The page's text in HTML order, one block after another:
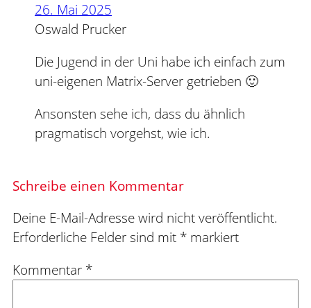
26. Mai 2025
Oswald Prucker
Die Jugend in der Uni habe ich einfach zum
uni-eigenen Matrix-Server getrieben 🙂
Ansonsten sehe ich, dass du ähnlich
pragmatisch vorgehst, wie ich.
Schreibe einen Kommentar
Deine E-Mail-Adresse wird nicht veröffentlicht.
Erforderliche Felder sind mit * markiert
Kommentar *